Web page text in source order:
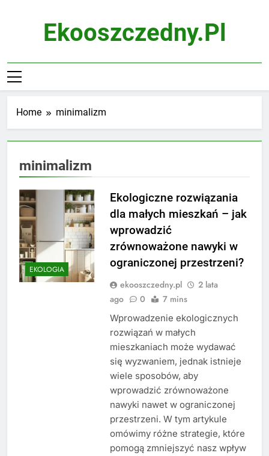
Ekooszczedny.pl
Home minimalizm
minimalizm
EKOLOGIA
Ekologiczne rozwiązania
dla małych mieszkań – jak
wprowadzić
zrównoważone nawyki w
ograniczonej przestrzeni?
ekooszczedny.pl
2 lata
ago
0 7 mins
Wprowadzenie ekologicznych
rozwiązań w małych
mieszkaniach może wydawać
się wyzwaniem, jednak istnieje
wiele sposobów, aby
wprowadzić zrównoważone
nawyki nawet w ograniczonej
przestrzeni. W tym artykule
omówimy różne strategie, które
pomogą zmniejszyć nasz wpływ